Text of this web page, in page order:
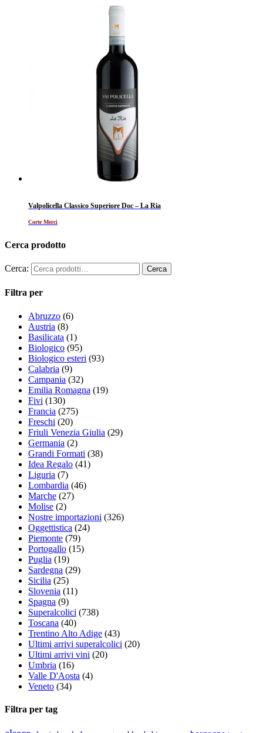
Valpolicella Classico Superiore Doc – La Ria
Corte Merci
Cerca prodotto
Cerca:
Filtra per
Abruzzo (6)
Austria (8)
Basilicata (1)
Biologico (95)
Biologico esteri (93)
Calabria (9)
Campania (32)
Emilia Romagna (19)
Fivi (130)
Francia (275)
Freschi (20)
Friuli Venezia Giulia (29)
Germania (2)
Grandi Formati (38)
Idea Regalo (41)
Liguria (7)
Lombardia (46)
Marche (27)
Molise (2)
Nostre importazioni (326)
Oggettistica (24)
Piemonte (79)
Portogallo (15)
Puglia (19)
Sardegna (29)
Sicilia (25)
Slovenia (11)
Spagna (9)
Superalcolici (738)
Toscana (40)
Trentino Alto Adige (43)
Ultimi arrivi superalcolici (20)
Ultimi arrivi vini (20)
Umbria (16)
Valle D'Aosta (4)
Veneto (34)
Filtra per tag